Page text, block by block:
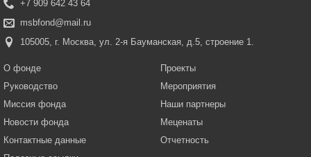
+7 909 642 43 64
msbfond@mail.ru
105005, г. Москва, ул. 2-я Бауманская, д.5, строение 1.
О фонде
Руководство
Миссия фонда
Новости фонда
Контактные данные
Проекты
Мероприятия
Наши партнеры
Меценаты
Отчетность